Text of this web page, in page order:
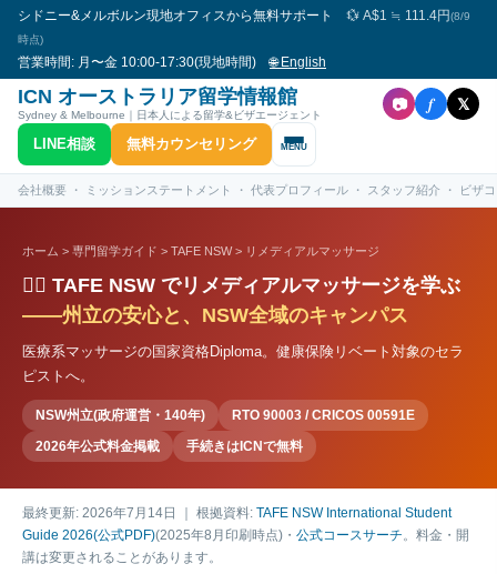
シドニー&メルボルン現地オフィスから無料サポート 💱 A$1 ≒ 111.4円(8/9
時点)
営業時間: 月〜金 10:00-17:30(現地時間)🌐 English
ICN オーストラリア留学情報館
Sydney & Melbourne｜日本人による留学&ビザエージェント
📷 f 𝕏
LINE相談 無料カウンセリング MENU
会社概要 ・ ミッションステートメント ・ 代表プロフィール ・ スタッフ紹介 ・ ビザ
ホーム > 専門留学ガイド > TAFE NSW> リメディアルマッサージ
💆‍♂️ TAFE NSW でリメディアルマッサージを学ぶ
——州立の安心と、NSW全域のキャンパス
医療系マッサージの国家資格Diploma。健康保険リベート対象のセラ
ピストへ。
NSW州立(政府運営・140年) RTO 90003 / CRICOS 00591E
2026年公式料金掲載 手続きはICNで無料
最終更新: 2026年7月14日 ｜ 根拠資料: TAFE NSW International Student
Guide 2026(公式PDF)(2025年8月印刷時点)・ 公式コースサーチ 。料金・開
講は変更されることがあります。